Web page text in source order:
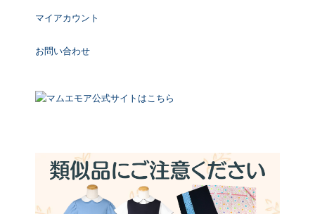
マイアカウント
お問い合わせ
マムエモア公式サイトはこちら